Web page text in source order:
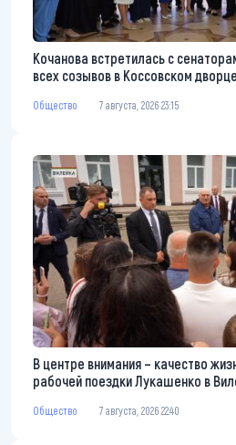
Кочанова встретилась с
всех созывов в Коссовском дворце
Общество 7 августа, 2026 23:15
В центре внимания – качество
рабочей поездки Лукашенко в
Общество 7 августа, 2026 22:40